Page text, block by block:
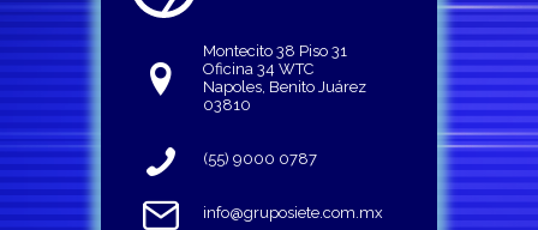
Montecito 38 Piso 31
Oficina 34 WTC
Napoles, Benito Juárez
03810
(55) 9000 0787
info@gruposiete.com.mx